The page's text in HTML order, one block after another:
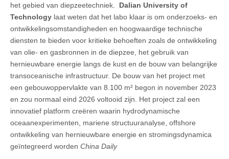
het gebied van diepzeetechniek. Dalian University of
Technology laat weten dat het labo klaar is om onderzoeks- en
ontwikkelingsomstandigheden en hoogwaardige technische
diensten te bieden voor kritieke behoeften zoals de ontwikkeling
van olie- en gasbronnen in de diepzee, het gebruik van
hernieuwbare energie langs de kust en de bouw van belangrijke
transoceanische infrastructuur. De bouw van het project met
een gebouwoppervlakte van 8.100 m² begon in november 2023
en zou normaal eind 2026 voltooid zijn. Het project zal een
innovatief platform creëren waarin hydrodynamische
oceaanexperimenten, mariene structuuranalyse, offshore
ontwikkeling van hernieuwbare energie en stromingsdynamica
geïntegreerd worden China Daily